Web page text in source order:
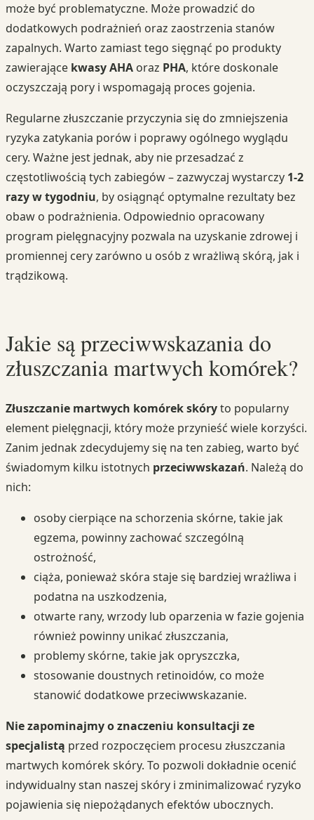
może być problematyczne. Może prowadzić do
dodatkowych podrażnień oraz zaostrzenia stanów
zapalnych. Warto zamiast tego sięgnąć po produkty
zawierające kwasy AHA oraz PHA, które doskonale
oczyszczają pory i wspomagają proces gojenia.
Regularne złuszczanie przyczynia się do zmniejszenia
ryzyka zatykania porów i poprawy ogólnego wyglądu
cery. Ważne jest jednak, aby nie przesadzać z
częstotliwością tych zabiegów – zazwyczaj wystarczy 1-2
razy w tygodniu, by osiągnąć optymalne rezultaty bez
obaw o podrażnienia. Odpowiednio opracowany
program pielęgnacyjny pozwala na uzyskanie zdrowej i
promiennej cery zarówno u osób z wrażliwą skórą, jak i
trądzikową.
Jakie są przeciwwskazania do
złuszczania martwych komórek?
Złuszczanie martwych komórek skóryto popularny
element pielęgnacji, który może przynieść wiele korzyści.
Zanim jednak zdecydujemy się na ten zabieg, warto być
świadomym kilku istotnych przeciwwskazań. Należą do
nich:
osoby cierpiące na schorzenia skórne, takie jak
egzema, powinny zachować szczególną
ostrożność,
ciąża, ponieważ skóra staje się bardziej wrażliwa i
podatna na uszkodzenia,
otwarte rany, wrzody lub oparzenia w fazie gojenia
również powinny unikać złuszczania,
problemy skórne, takie jak opryszczka,
stosowanie doustnych retinoidów, co może
stanowić dodatkowe przeciwwskazanie.
Nie zapominajmy o znaczeniu konsultacji ze
specjalistą przed rozpoczęciem procesu złuszczania
martwych komórek skóry. To pozwoli dokładnie ocenić
indywidualny stan naszej skóry i zminimalizować ryzyko
pojawienia się niepożądanych efektów ubocznych.